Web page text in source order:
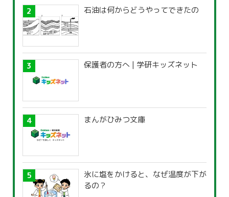
石油は何からどうやってできたの
保護者の方へ | 学研キッズネット
まんがひみつ文庫
氷に塩をかけると、なぜ温度が下が
るの？